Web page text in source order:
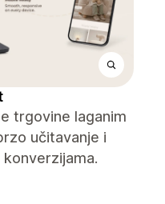
trgovine laganim
učitavanje i